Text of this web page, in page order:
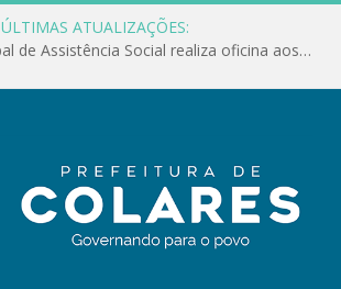
ÚLTIMAS ATUALIZAÇÕES:
Conselho Municipal de Assistência Social realiza oficina aos servidores